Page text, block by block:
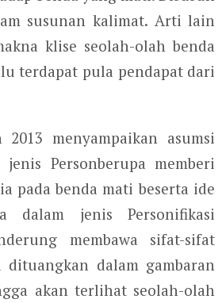
susunan kalimat. Arti lain
klise seolah-olah benda
terdapat pula pendapat dari
menyampaikan asumsi
Personberupa memberi
pada benda mati beserta ide
dalam jenis Personifikasi
membawa sifat-sifat
dalam gambaran
akan terlihat seolah-olah